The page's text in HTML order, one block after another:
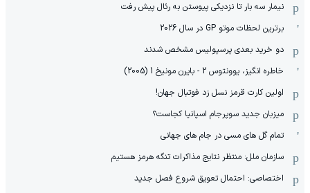
نیمار سه بار تا نزدیکی پیوستن به رئال پیش رفت
برترین لحظات موتو GP در سال 2026
دو خرید بعدی پرسپولیس مشخص شدند
خاطره انگیز، یوونتوس 2 - بایرن مونیخ 1 (2005)
اولین کارت قرمز نسل زد فوتبال جهان!
میزبان جدید سوپرجام اسپانیا کجاست؟
تمام گل های مسی در جام های جهانی
سازمان ملل: منتظر نتایج مذاکرات تنگه هرمز هستیم
اختصاصی: احتمال تعویق شروع فصل جدید